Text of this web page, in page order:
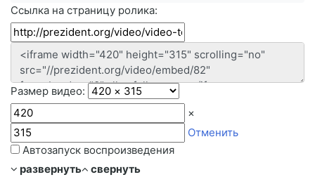
Ссылка на страницу ролика:
Размер видео:
×
Отменить
Автозапуск воспроизведения
развернуть
свернуть